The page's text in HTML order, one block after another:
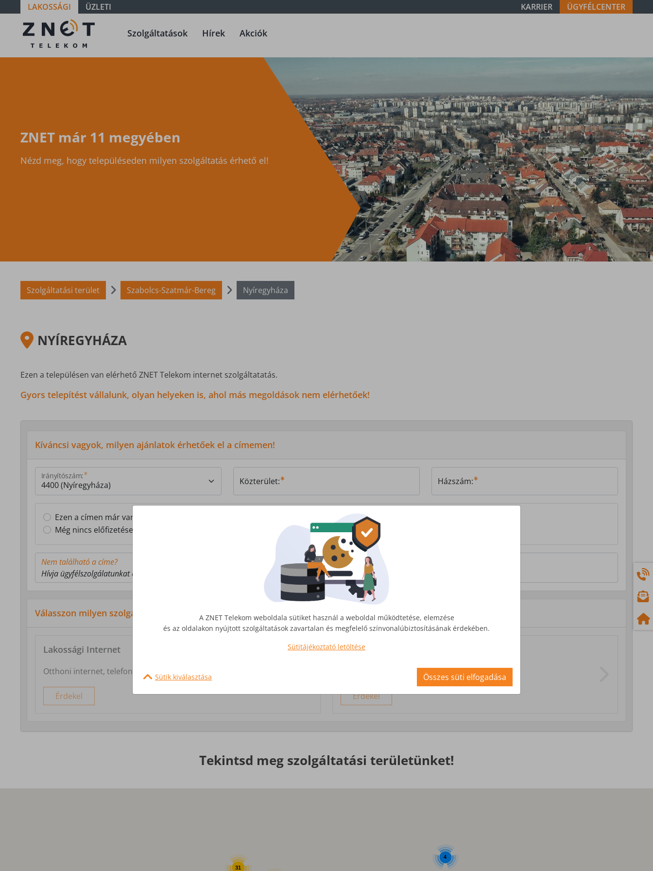
LAKOSSÁGI ÜZLETI KARRIER ÜGYFÉLCENTER
Szolgáltatási
terület -
Szabolcs-
Szolgáltatások Hírek Akciók
ZNET már 11 megyében
Nézd meg, hogy településeden milyen szolgáltatás érhető el!
Szolgáltatási terület Szabolcs-Szatmár-Bereg Nyíregyháza
NYÍREGYHÁZA
Ezen a településen van elérhető ZNET Telekom internet szolgáltatatás.
Gyors telepítést vállalunk, olyan helyeken is, ahol más megoldások nem elérhetőek!
Kíváncsi vagyok, milyen ajánlatok érhetőek el a címemen!
Irányítószám:
Közterület: Házszám:
Ezen a címen már van Z-NET előfizetésem
Még nincs előfizetésem ezen a címen
Nem található a címe?
Hívja ügyfélszolgálatunkat a 1277-es telefonszámon, vagy
írjon nekünk!
Válasszon milyen szolgáltatás érdekli!
Lakossági Internet
Otthoni internet, telefon és tv szolgáltatás
Érdekel
Üzleti Internet
Nagyobb igényekre, egyedi szolgáltatások
Érdekel
Tekintsd meg szolgáltatási területünket!
31
4
A ZNET Telekom weboldala sütiket használ a weboldal működtetése, elemzése
és az oldalakon nyújtott szolgáltatások zavartalan és megfelelő színvonalúbiztosításának érdekében.
Sütitájékoztató letöltése
Sütik kiválasztása Összes süti elfogadása